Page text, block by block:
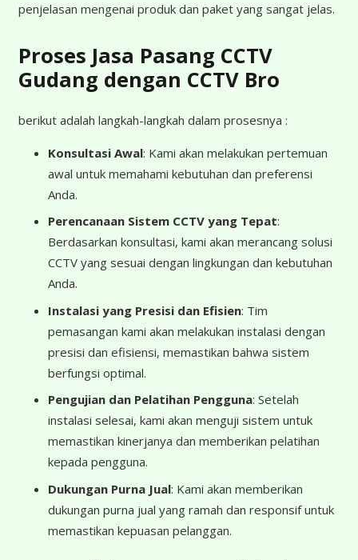
penjelasan mengenai produk dan paket yang sangat jelas.
Proses Jasa Pasang CCTV
Gudang dengan CCTV Bro
berikut adalah langkah-langkah dalam prosesnya :
Konsultasi Awal: Kami akan melakukan pertemuan
awal untuk memahami kebutuhan dan preferensi
Anda.
Perencanaan Sistem CCTV yang Tepat:
Berdasarkan konsultasi, kami akan merancang solusi
CCTV yang sesuai dengan lingkungan dan kebutuhan
Anda.
Instalasi yang Presisi dan Efisien: Tim
pemasangan kami akan melakukan instalasi dengan
presisi dan efisiensi, memastikan bahwa sistem
berfungsi optimal.
Pengujian dan Pelatihan Pengguna: Setelah
instalasi selesai, kami akan menguji sistem untuk
memastikan kinerjanya dan memberikan pelatihan
kepada pengguna.
Dukungan Purna Jual: Kami akan memberikan
dukungan purna jual yang ramah dan responsif untuk
memastikan kepuasan pelanggan.